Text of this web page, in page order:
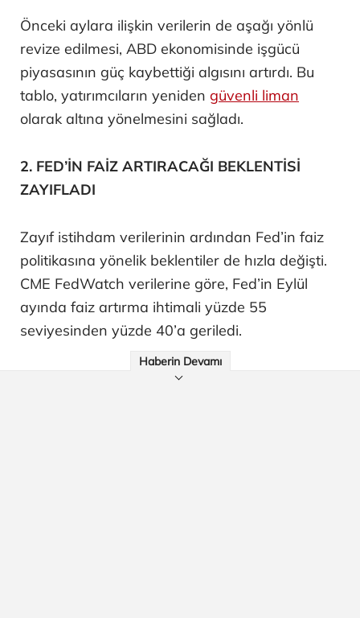
Önceki aylara ilişkin verilerin de aşağı yönlü
revize edilmesi, ABD ekonomisinde işgücü
piyasasının güç kaybettiği algısını artırdı. Bu
tablo, yatırımcıların yeniden güvenli liman
olarak altına yönelmesini sağladı.
2. FED’İN FAİZ ARTIRACAĞI BEKLENTİSİ
ZAYIFLADI
Zayıf istihdam verilerinin ardından Fed’in faiz
politikasına yönelik beklentiler de hızla değişti.
CME FedWatch verilerine göre, Fed’in Eylül
ayında faiz artırma ihtimali yüzde 55
seviyesinden yüzde 40’a geriledi.
Haberin Devamı